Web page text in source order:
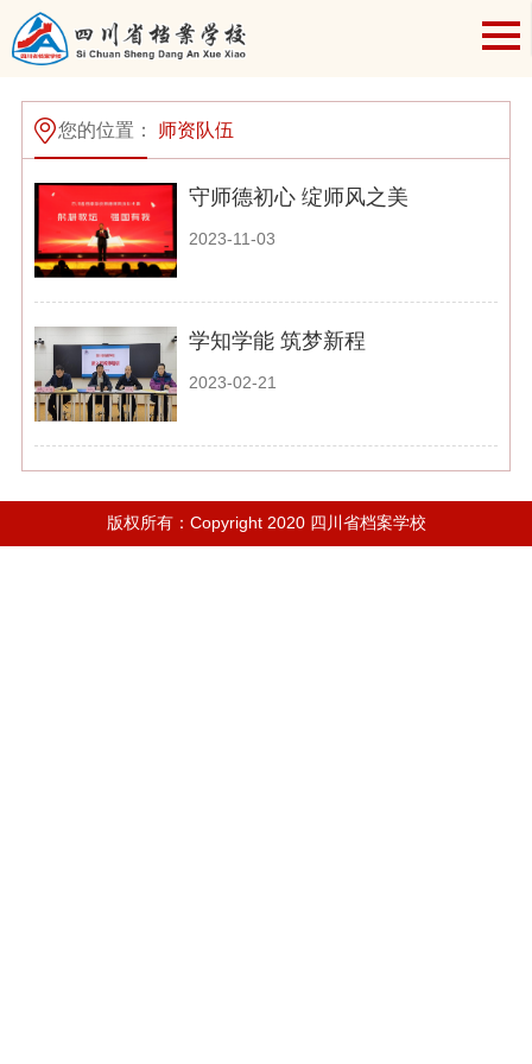
您的位置： 师资队伍
守师德初心 绽师风之美
2023-11-03
学知学能 筑梦新程
2023-02-21
版权所有：Copyright 2020 四川省档案学校